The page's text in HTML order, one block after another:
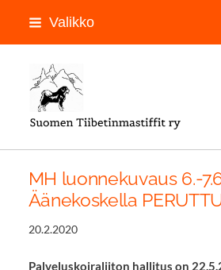
Siirry
Valikko
MH luonnekuvaus 6.-
Äänekoskella
20.2.2020
Palveluskoiraliiton hallitus on